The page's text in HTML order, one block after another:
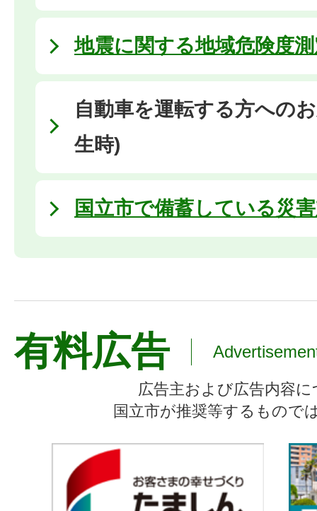
地震に関する地域危険度
自動車を運転する方への
生時)
国立市で備蓄している災
有料広告
広告主および広告内容
国立市が推奨等するもので